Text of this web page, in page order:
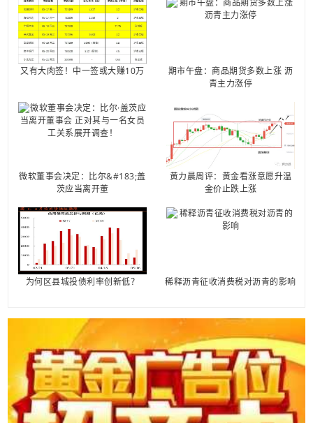
又有大肉签！中一签或大赚10万
期市午盘：商品期货多数上涨 沥
青主力涨停
微软董事会决定：比尔&#183;盖
茨应当离开董
黄力晨周评：黄金看涨意愿升温
金价止跌上涨
为何区县城投债利率创新低？ 稀释沥青征收消费税对沥青的影响